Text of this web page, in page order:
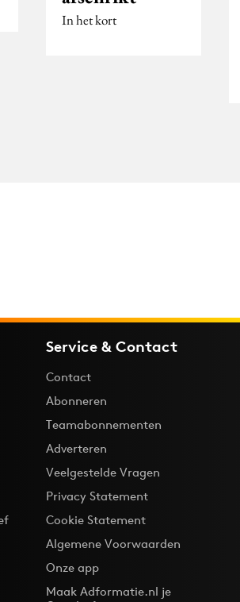
In het kort
Service & Contact
Contact
Abonneren
Teamabonnementen
Adverteren
Veelgestelde Vragen
Privacy Statement
Cookie Statement
Algemene Voorwaarden
Onze app
Maak Adformatie.nl je